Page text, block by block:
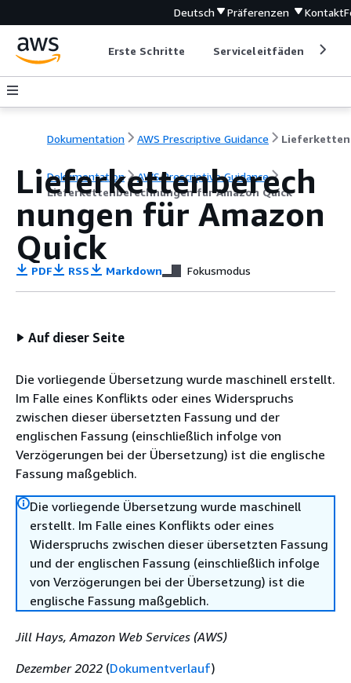
Deutsch Präferenzen Kontakt
Erste Schritte Serviceleitfäden
Dokumentation AWS Prescriptive Guidance
Dokumentation
AWS Prescriptive Guidance
Lieferkettenberechnungen für Amazon Quick
Lieferkettenberech
nungen für Amazon
Quick
PDF RSS Markdown Fokusmodus
Auf dieser Seite
Die vorliegende Übersetzung wurde maschinell erstellt.
Im Falle eines Konflikts oder eines Widerspruchs
zwischen dieser übersetzten Fassung und der
englischen Fassung (einschließlich infolge von
Verzögerungen bei der Übersetzung) ist die englische
Fassung maßgeblich.
Die vorliegende Übersetzung wurde maschinell
erstellt. Im Falle eines Konflikts oder eines
Widerspruchs zwischen dieser übersetzten Fassung
und der englischen Fassung (einschließlich infolge
von Verzögerungen bei der Übersetzung) ist die
englische Fassung maßgeblich.
Jill Hays, Amazon Web Services (AWS)
Dezember 2022 (Dokumentverlauf)